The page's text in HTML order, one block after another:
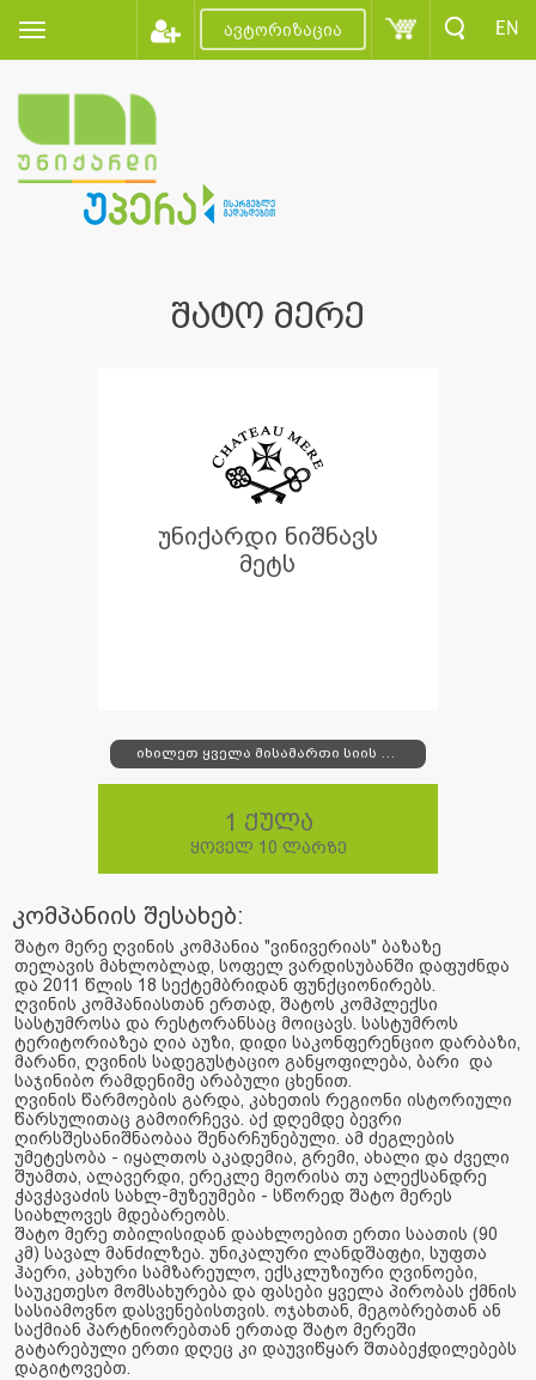
ავტორიზაცია EN
შატო მერე
უნიქარდი ნიშნავს
მეტს
იხილეთ ყველა მისამართი სიის სახით
1 ქულა
ყოველ 10 ლარზე
კომპანიის შესახებ:
შატო მერე ღვინის კომპანია "ვინივერიას" ბაზაზე
თელავის მახლობლად, სოფელ ვარდისუბანში დაფუძნდა
და 2011 წლის 18 სექტემბრიდან ფუნქციონირებს.
ღვინის კომპანიასთან ერთად, შატოს კომპლექსი
სასტუმროსა და რესტორანსაც მოიცავს. სასტუმროს
ტერიტორიაზეა ღია აუზი, დიდი საკონფერენციო დარბაზი,
მარანი, ღვინის სადეგუსტაციო განყოფილება, ბარი და
საჯინიბო რამდენიმე არაბული ცხენით.
ღვინის წარმოების გარდა, კახეთის რეგიონი ისტორიული
წარსულითაც გამოირჩევა. აქ დღემდე ბევრი
ღირსშესანიშნაობაა შენარჩუნებული. ამ ძეგლების
უმეტესობა - იყალთოს აკადემია, გრემი, ახალი და ძველი
შუამთა, ალავერდი, ერეკლე მეორისა თუ ალექსანდრე
ჭავჭავაძის სახლ-მუზეუმები - სწორედ შატო მერეს
სიახლოვეს მდებარეობს.
შატო მერე თბილისიდან დაახლოებით ერთი საათის (90
კმ) სავალ მანძილზეა. უნიკალური ლანდშაფტი, სუფთა
ჰაერი, კახური სამზარეულო, ექსკლუზიური ღვინოები,
საუკეთესო მომსახურება და ფასები ყველა პირობას ქმნის
სასიამოვნო დასვენებისთვის. ოჯახთან, მეგობრებთან ან
საქმიან პარტნიორებთან ერთად შატო მერეში
გატარებული ერთი დღეც კი დაუვიწყარ შთაბეჭდილებებს
დაგიტოვებთ.